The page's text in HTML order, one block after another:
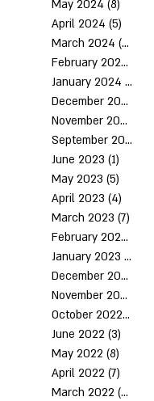
May 2024 (8)
April 2024 (5)
March 2024 (10)
February 2024
January 2024 (9)
December 2023
November 2023
September 2023
June 2023 (1)
May 2023 (5)
April 2023 (4)
March 2023 (7)
February 2023
January 2023 (7)
December 2022
November 2022
October 2022(7)
June 2022 (3)
May 2022 (8)
April 2022 (7)
March 2022 (10)